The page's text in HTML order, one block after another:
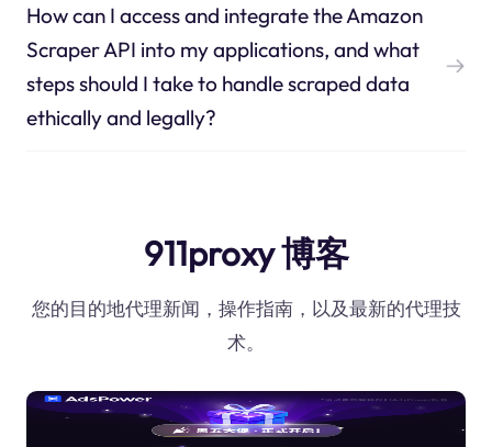
How can I access and integrate the Amazon
Scraper API into my applications, and what
steps should I take to handle scraped data
ethically and legally?
911proxy 博客
您的目的地代理新闻，操作指南，以及最新的代理技
术。